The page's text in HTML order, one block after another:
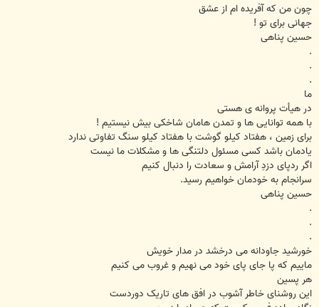
چون من که آفریده ام از عشق
جهانی برای تو !
حسین پناهی
.
.
.
ما
در هیأت پروانه ی هستی
با همه توانایی ها و تمدن هامان شاخکی بیش نیستیم !
برای زمین ، هفتاد کیلو گوشت با هفتاد کیلو سنگ تفاوتی ندارد
یادمان باشد کسی مسئول دلتنگی ها و مشکلات ما نیست
اگر ردپای دزدِ آرامش و سعادت را دنبال کنیم
سرانجام به خودمان خواهیم رسید.
حسین پناهی
.
.
.
خورشید جاودانه می درخشد در مدار خویش
ماییم که پا جای پای خود می نهیم و غروب می کنیم
هر پسین
این روشنای خاطر آشوب در افق های تاریک دوردست